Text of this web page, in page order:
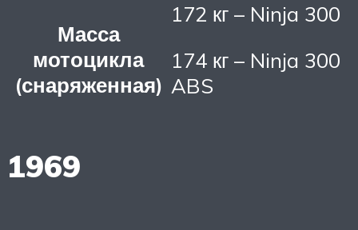
Масса
мотоцикла
(снаряженная)
172 кг – Ninja 300
174 кг – Ninja 300
ABS
1969